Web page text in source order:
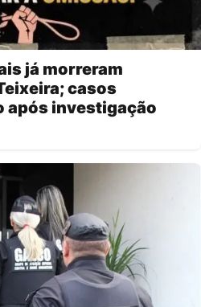
já morreram
casos
após investigação